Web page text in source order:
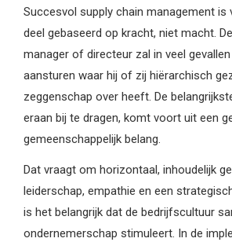
Succesvol supply chain management is
deel gebaseerd op kracht, niet macht.
manager of directeur zal in veel
aansturen waar hij of zij hiërarchisch
zeggenschap over heeft. De
eraan bij te dragen, komt voort uit een
gemeenschappelijk belang.
Dat vraagt om horizontaal, inhoudelijk
leiderschap, empathie en een
is het belangrijk dat de bedrijfscultuur
ondernemerschap stimuleert. In de